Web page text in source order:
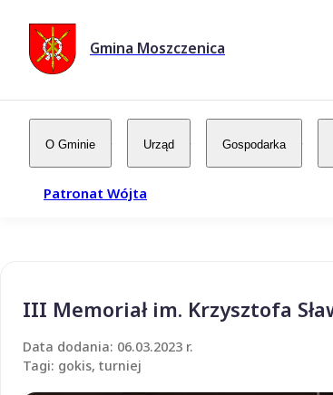
Gmina Moszczenica
O Gminie Urząd Gospodarka
Patronat Wójta
III Memoriał im. Krzysztofa
Data dodania: 06.03.2023 r.
Tagi: gokis, turniej